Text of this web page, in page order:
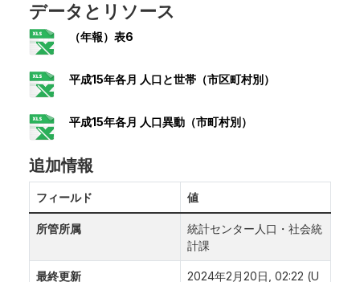
データとリソース
（年報）表6
平成15年各月 人口と世帯（市区町村別）
平成15年各月 人口異動（市町村別）
追加情報
フィールド 値
所管所属
統計センター人口・社会統
計課
最終更新
2024年2月20日, 02:22 (U